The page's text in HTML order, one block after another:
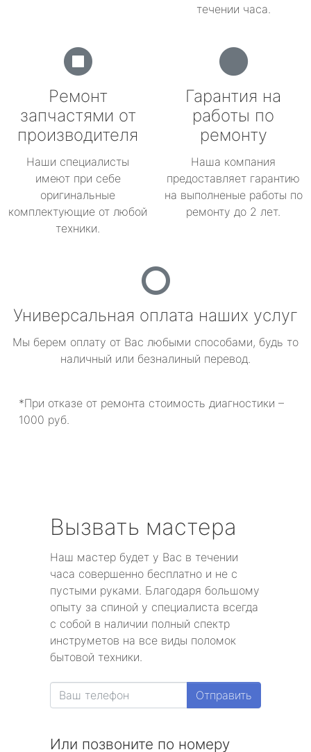
течении часа.
Ремонт
запчастями от
производителя
Наши специалисты
имеют при себе
оригинальные
комплектующие от любой
техники.
Гарантия на
работы по
ремонту
Наша компания
предоставляет гарантию
на выполненые работы по
ремонту до 2 лет.
Универсальная оплата наших услуг
Мы берем оплату от Вас любыми способами, будь то
наличный или безналиный перевод.
*При отказе от ремонта стоимость диагностики –
1000 руб.
Вызвать мастера
Наш мастер будет у Вас в течении
часа совершенно бесплатно и не с
пустыми руками. Благодаря большому
опыту за спиной у специалиста всегда
с собой в наличии полный спектр
инструметов на все виды поломок
бытовой техники.
Отправить
Или позвоните по номеру